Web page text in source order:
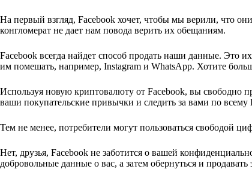
На первый взгляд, Facebook хочет, чтобы мы верили, что
конгломерат не дает нам повода верить их обещаниям.
Facebook всегда найдет способ продать наши данные. Это
им помешать, например, Instagram и WhatsApp. Хотите
Используя новую криптовалюту от Facebook, вы свободно
ваши покупательские привычки и следить за вами по
Тем не менее, потребители могут пользоваться свободой
Нет, друзья, Facebook не заботится о вашей
добровольные данные о вас, а затем обернуться и